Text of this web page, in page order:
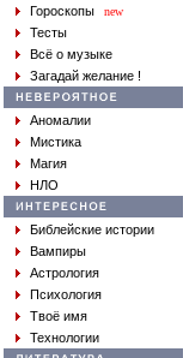
Гороскопы
new
Тесты
Всё о музыке
Загадай желание !
Аномалии
Мистика
Магия
НЛО
Библейские истории
Вампиры
Астрология
Психология
Твоё имя
Технологии